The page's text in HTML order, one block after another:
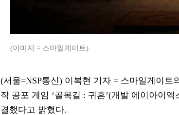
(이미지 = 스마일게이트)
(서울=NSP통신) 이복현 기자 = 스마일게이트
작 공포 게임 ‘골목길 : 귀흔’(개발 에이아이
결했다고 밝혔다.